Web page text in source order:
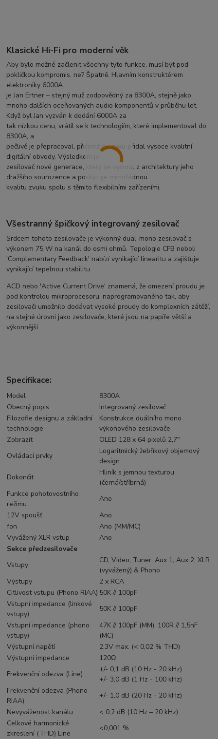
Klasické Hi-Fi pro moderní věk
Aby bylo možné začlenit všechny tyto funkce, musí být pod
pokličkou kompromis, ne? Špatně. Hlavním konstruktérem
elektroniky 6000A
je Jan Ertner – stejný muž zodpovědný za 8300A, stejně jako
mnoho dalších oceňovaných audio komponentů v průběhu let.
Když byl Jan vyzván k dodání 6000A za
tak nízkou cenu, vrátil se k technologiím, které implementoval do
8300A, a
pečlivě je přepracoval, přičemž do mixu přidal vysoce kvalitní
digitální obvody. Výsledkem je
zesilovač nové generace, který se vyvinul z architektury jeho
dražšího sourozence a poskytuje mimořádnou
kvalitu zvuku spolu s těmito flexibilními zařízeními.
Všestranný špičkový integrovaný zesilovač
Srdcem tohoto zesilovače je výkonný dual-mono zesilovač s
výkonem 75 W na kanál do osmi ohmů. Topologie CFB neboli
'Complementary Feedback' nabízí vynikající linearitu a zajišťuje
vynikající tepelnou stabilitu.
ACD nebo 'Active Current Drive' znamená, že omezení proudu je
pod kontrolou mikroprocesoru, naprogramovaného tak, aby
zesilovači umožnilo dodávat vysoké proudy do komplexních zátěží,
na stejné úrovni jako zesilovače, které jsou na papíře větší a
výkonnější.
Specifikace:
Model
8300A
Obecný popis
Integrovaný zesilovač
Filozofie designu a základní
technologie
Konstrukce duálního mono
výkonového zesilovače
Zobrazit
OLED 128 x 64 pixelů 2,7"
Ovládací prvky
Logaritmický žebříkový objemový
design
Dokončit
Hliník s jemnou texturou
(černá/stříbrná)
Funkce pohotovostního
režimu
Ano
12V spoušť
Ano
fon
Ano (MM/MC)
Vyvážený XLR vstup
Ano
Sekce předzesilovače
Vstupy
CD, Video, Tuner, Aux 1, Aux 2, XLR
(vyvážený) & Phono
Výstupy
2 x RCA
Citlivost vstupu (Phono RIAA) 50K // 100pF
Vstupní impedance (linkové
vstupy)
50K // 100pF
Vstupní impedance (phono
vstupy)
47K // 100pF (MM), 100R // 1,5nF
(MC)
Výstupní napětí
2,3V max. (< 0,02 % THD)
Výstupní impedance
120Ω
Frekvenční odezva (Line)
+/- 0,1 dB (10 Hz - 20 kHz)
+/- 3,0 dB (1 Hz - 100 kHz)
Frekvenční odezva (Phono
RIAA)
+/- 1,0 dB (20 Hz - 20 kHz)
Nevyváženost kanálu
< 0,2 dB (10 Hz – 20 kHz)
Celkové harmonické
zkreslení (THD) Line
<0,001 %